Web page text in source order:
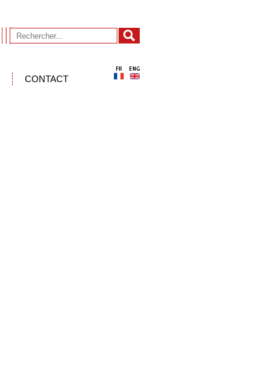
CONTACT